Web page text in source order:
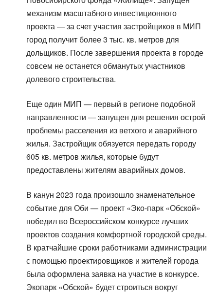
механизм масштабного инвестиционного
проекта — за счет участия застройщиков в МИП
город получит более 3 тыс. кв. метров для
дольщиков. После завершения проекта в городе
совсем не останется обманутых участников
долевого строительства.
Еще один МИП — первый в регионе подобной
направленности — запущен для решения острой
проблемы расселения из ветхого и аварийного
жилья. Застройщик обязуется передать городу
605 кв. метров жилья, которые будут
предоставлены жителям аварийных домов.
В канун 2023 года произошло знаменательное
событие для Оби — проект «Эко-парк «Обской»
победил во Всероссийском конкурсе лучших
проектов создания комфортной городской среды.
В кратчайшие сроки работниками администрации
с помощью проектировщиков и жителей города
была оформлена заявка на участие в конкурсе.
Экопарк «Обской» будет строиться вокруг